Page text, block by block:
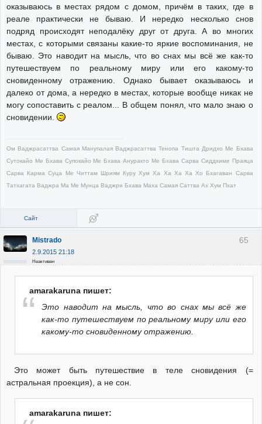
оказываюсь в местах рядом с домом, причём в таких, где в
реале практически не бываю. И нередко несколько снов
подряд происходят неподалёку друг от друга. А во многих
местах, с которыми связаны какие-то яркие воспоминания, не
бываю. Это наводит на мысль, что во снах мы всё же как-то
путешествуем по реальному миру или его какому-то
сновиденному отражению. Однако бывает оказываюсь и
далеко от дома, а нередко в местах, которые вообще никак не
могу сопоставить с реалом... В общем понял, что мало знаю о
сновидении.
Ом Ваджрасаттва Самая Манупалая Ваджрасаттва Тенопа Тишта Дридхо Ме Бхава
Сутокайо Ме Бхава Супокайо Ме Бхава Ануракто Ме Бхава Сарва Сиддхиме Праяца
Сарва Карма Суца Ме Читтам Шриям Куру Хум Ха Ха Ха Ха Хо Бхагаван Сарва
Татхагата Ваджра Ма Ме Мунца Ваджри Бхава Маха Самая Саттва Ах Хум Пхат
Сайт
65
Mistrado
2.9.2015 21:18
Неактивен
amarakaruna пишет:
Это наводит на мысль, что во снах мы всё же
как-то путешествуем по реальному миру или его
какому-то сновиденному отражению.
Это может быть путешествие в теле сновидения (=
астральная проекция), а не сон.
amarakaruna пишет: